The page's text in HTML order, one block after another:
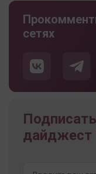
сетях
дайджест